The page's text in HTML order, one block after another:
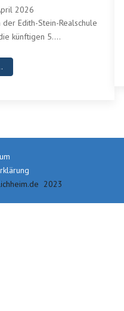
2026
Edith-Stein-Realschule
künftigen 5....
2023